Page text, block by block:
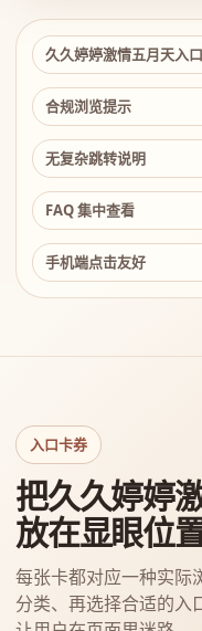
久久婷婷激情五月天入
合规浏览提示
无复杂跳转说明
FAQ 集中查看
手机端点击友好
入口卡券
把久久婷婷
放在显眼位
每张卡都对应一种实际
分类、再选择合适的入